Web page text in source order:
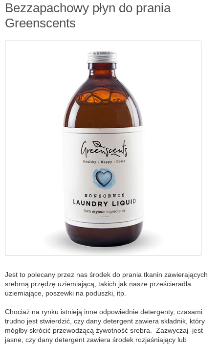
Bezzapachowy płyn do prania
Greenscents
Jest to polecany przez nas środek do prania tkanin zawierających
srebrną przędzę uziemiającą, takich jak nasze prześcieradła
uziemiające, poszewki na poduszki, itp.
Chociaż na rynku istnieją inne odpowiednie detergenty, czasami
trudno jest stwierdzić, czy dany detergent zawiera składnik, który
mógłby skrócić przewodzącą żywotność srebra. Zazwyczaj jest
jasne, czy dany detergent zawiera środek rozjaśniający lub